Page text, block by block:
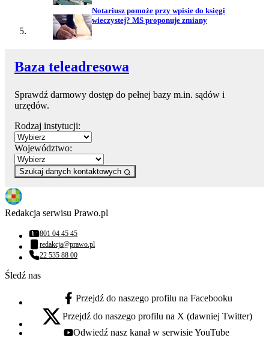
Notariusz pomoże przy wpisie do księgi
wieczystej? MS proponuje zmiany
Baza teleadresowa
Sprawdź darmowy dostęp do pełnej bazy m.in. sądów i
urzędów.
Rodzaj instytucji:
Województwo:
Szukaj danych kontaktowych
Redakcja serwisu Prawo.pl
Numer telefonu:
801 04 45 45
Adres email:
redakcja@prawo.pl
Numer telefonu:
22 535 88 00
Śledź nas
facebook - otwiera się w nowej karcie
Przejdź do naszego profilu na Facebooku
x - otwiera się w nowej karcie
Przejdź do naszego profilu na X (dawniej Twitter)
youtube - otwiera się w nowej karcie
Odwiedź nasz kanał w serwisie YouTube